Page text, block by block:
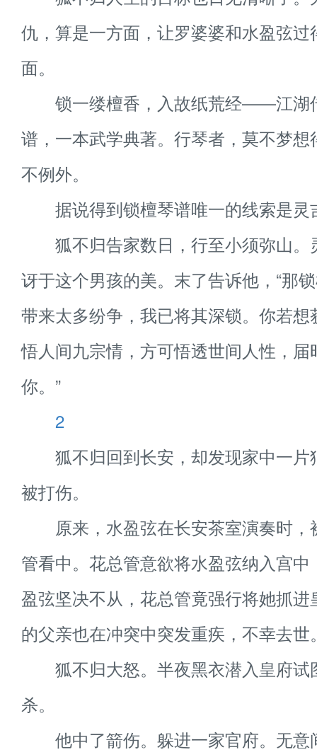
仇，算是一方面，让罗婆婆和水盈弦
面。
锁一缕檀香，入故纸荒经——江湖
谱，一本武学典著。行琴者，莫不梦
不例外。
据说得到锁檀琴谱唯一的线索是灵
狐不归告家数日，行至小须弥山。
讶于这个男孩的美。末了告诉他，“那
带来太多纷争，我已将其深锁。你若
悟人间九宗情，方可悟透世间人性，届
你。”
2
狐不归回到长安，却发现家中一片
被打伤。
原来，水盈弦在长安茶室演奏时，
管看中。花总管意欲将水盈弦纳入宫
盈弦坚决不从，花总管竟强行将她抓
的父亲也在冲突中突发重疾，不幸去世
狐不归大怒。半夜黑衣潜入皇府试
杀。
他中了箭伤。躲进一家官府。无意